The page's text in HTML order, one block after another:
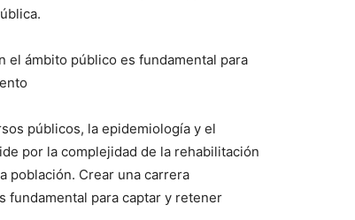
el ámbito público es fundamental para
públicos, la epidemiología y el
por la complejidad de la rehabilitación
población. Crear una carrera
fundamental para captar y retener